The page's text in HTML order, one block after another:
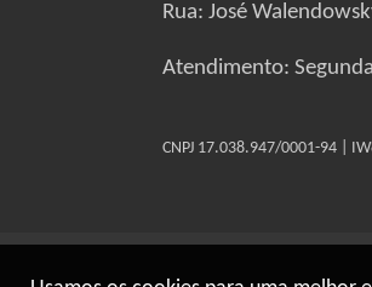
Rua: José
Atendimento:
CNPJ 17.038.947/0001-94 |